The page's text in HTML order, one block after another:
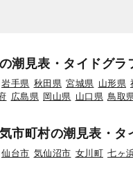
潮見表・タイドグラ
岩手県 秋田県 宮城県 山形県
広島県 岡山県 山口県 鳥取
市町村の潮見表・タ
仙台市 気仙沼市 女川町 七ヶ